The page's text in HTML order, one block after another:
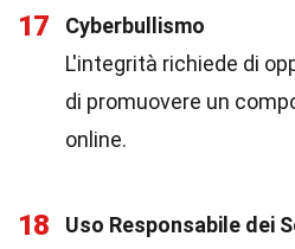
17
Cyberbullismo
L'integrità richiede di
di promuovere un
online.
18
Uso Responsabile dei